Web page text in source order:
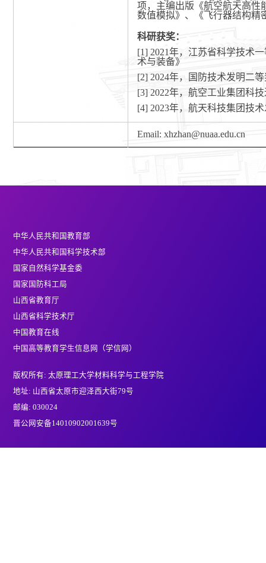
项，主编出版《航空航天高性
数值模拟》、《飞行器结构精
科研获奖：
[1] 2021年，江苏省科学技术
术与装备》
[2] 2024年，国防技术发明二
[3] 2022年，航空工业集团科
[4] 2023年，航天科技集团技
Email:xhzhan@nuaa.edu.cn
中华人民共和国教育部
中华人民共和国科学技术部
国家自然科学基金委
国家国防科工局
山西省教育厅
山西省科学技术厅
中国教育在线
中国高等教育学生信息网（学信网）
版权所有: 太原理工大学材料科学与工程学院
地址: 山西省太原市迎泽西大街79号
邮编: 030024
晋公网安备14010902001639号